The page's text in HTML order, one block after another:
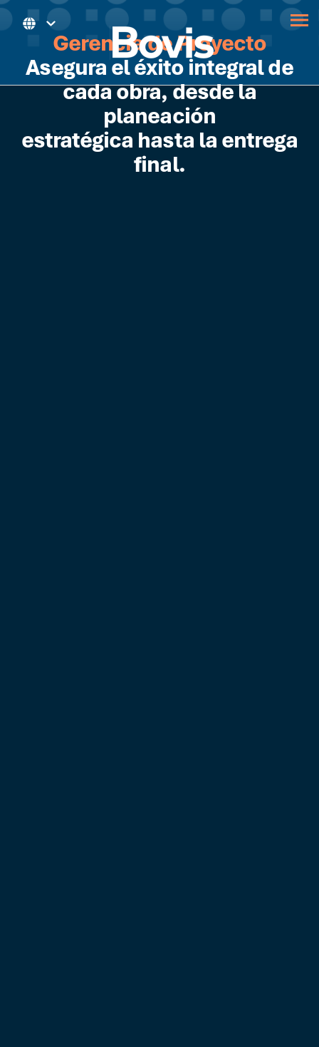
Gerencia de Proyecto
Asegura el éxito integral de
cada obra, desde la
planeación
estratégica hasta la entrega
final.